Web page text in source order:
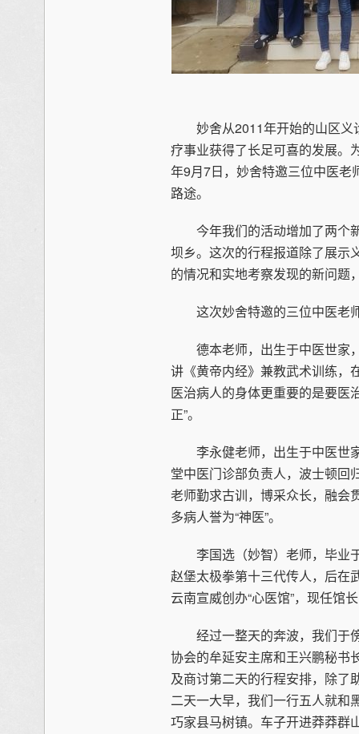
妙舍从2011年开始的山区义
疗事业获得了长足可喜的发展。
年9月7日，妙舍特邀三位中医
路途。
今年我们的活动增加了两个
坝乡。这次的行程报道除了展示
的情况和实地考察发现的新问题
这次妙舍特邀的三位中医老
德本老师，出生于中医世家
讲《黄帝内经》兼教武术训练，
医治病人的身体更重要的是要医
正”。
李永健老师，出生于中医世
堂中医门诊部负责人，波士顿回
老师勤求古训，博采众长，融会
多病人誉为“神医”。
李国选（妙智）老师，毕业
赵堡太极拳第十三代传人，后在
云南宣威创办“心医馆”，现任馆
经过一整天的奔波，我们于
协会的牟延安主席和王兴鹏秘书
及商讨第二天的行程安排，除了
二天一大早，我们一行五人就和
巧家县马树镇。车子开进莽莽群